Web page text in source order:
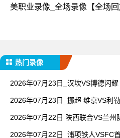
美职业录像_全场录像【全场回
热门录像
2026年07月23日_汉坎VS博德闪耀
2026年07月23日_挪超 维京VS利
2026年07月22日 陕西联合VS兰州
2026年07月22日_浦项铁人VSFC